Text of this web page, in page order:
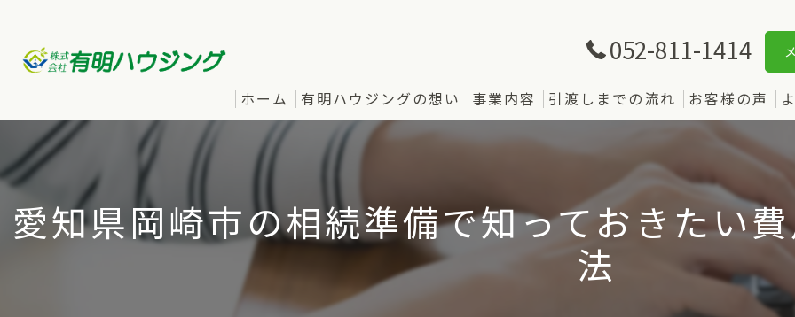
052-811-1414
ホーム 有明ハウジングの想い 事業内容 引渡しまでの流れ お客様の声
愛知県岡崎市の相続準備で知っておきたい
法